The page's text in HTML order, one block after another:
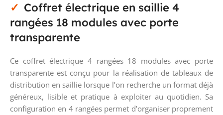
Coffret électrique en saillie 4
rangées 18 modules avec porte
transparente
Ce coffret électrique 4 rangées 18 modules avec porte
transparente est conçu pour la réalisation de tableaux de
distribution en saillie lorsque l’on recherche un format déjà
généreux, lisible et pratique à exploiter au quotidien. Sa
configuration en 4 rangées permet d’organiser proprement